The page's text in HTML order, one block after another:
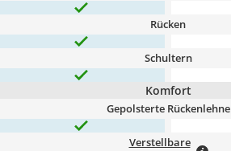
Rücken
Schultern
Komfort
Gepolsterte Rückenlehne
Verstellbare